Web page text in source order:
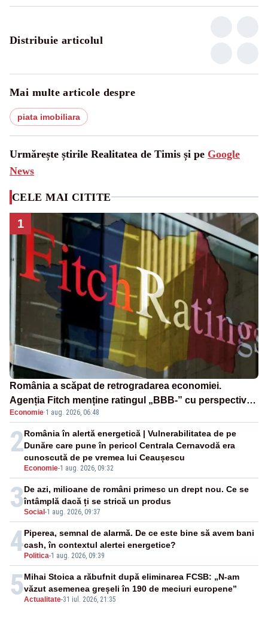
Distribuie articolul
Mai multe articole despre
piata imobiliara
Urmărește știrile Realitatea de Timis și pe Google
News
CELE MAI CITITE
1
România a scăpat de retrogradarea economiei.
Agenția Fitch menține ratingul „BBB-” cu perspectivă
negativă
Economie·1 aug. 2026, 06:48
2
Economie-1 aug. 2026, 09:32
România în alertă energetică | Vulnerabilitatea de pe
Dunăre care pune în pericol Centrala Cernavodă era
cunoscută de pe vremea lui Ceaușescu
3Social -1 aug. 2026, 09:37
De azi, milioane de români primesc un drept nou. Ce se
întâmplă dacă ți se strică un produs
4 Politica-1 aug. 2026, 09:39
Piperea, semnal de alarmă. De ce este bine să avem bani
cash, în contextul alertei energetice?
5Actualitate-31 iul. 2026, 21:35
Mihai Stoica a răbufnit după eliminarea FCSB: „N-am
văzut asemenea greșeli în 190 de meciuri europene”